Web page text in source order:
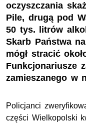
oczyszczania
Pile, drugą pod
50 tys. litrów
Skarb Państwa
mógł stracić
Funkcjonariusze
zamieszanego w
Policjanci
części Wielkopolski